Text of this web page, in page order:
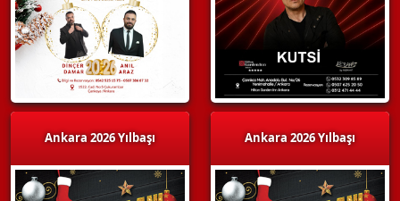
Ankara 2026 Yılbaşı Ankara 2026 Yılbaşı